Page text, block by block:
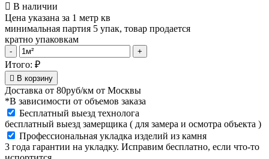
В наличии
Цена указана за 1 метр кв
минимальная партия 5 упак, товар продается
кратно упаковкам
Плита
4-
х
скатная
45*45см
775-
X0
quantity
- +
Итого: ₽
В корзину
Доставка от 80руб/км от Москвы
*В зависимости от объемов заказа
Бесплатный выезд технолога
бесплатный выезд замерщика ( для замера и осмотра объекта )
Профессиональная укладка изделий из камня
3 года гарантии на укладку. Исправим бесплатно, если что-то